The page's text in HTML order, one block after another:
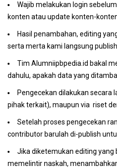
Wajib melakukan login
konten atau update konten-
Hasil penambahan, editing
serta merta kami langsung
Tim Alumniipbpedia.id bakal
dahulu, apakah data yang
Pengecekan dilakukan secara
pihak terkait), maupun via riset
Setelah proses pengecekan
contributor barulah di-publish
Jika diketemukan editing yang
memelintir naskah,